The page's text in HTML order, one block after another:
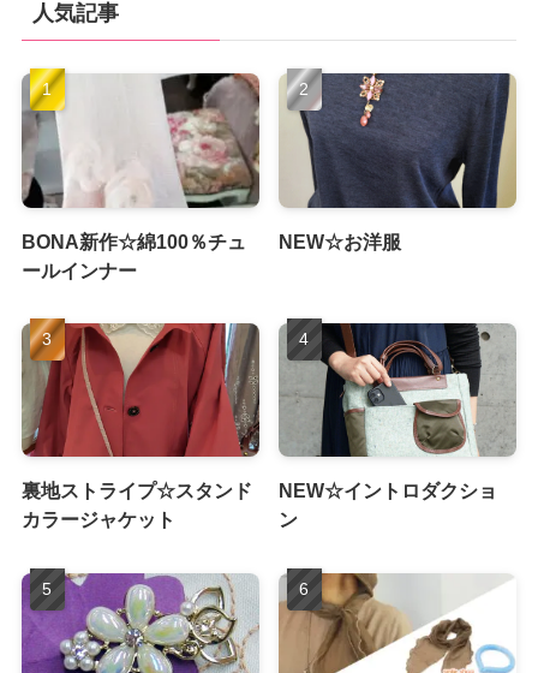
人気記事
BONA新作☆綿100％チュ
ールインナー
NEW☆お洋服
裏地ストライプ☆スタンド
カラージャケット
NEW☆イントロダクショ
ン